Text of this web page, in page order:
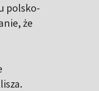
polsko-
że